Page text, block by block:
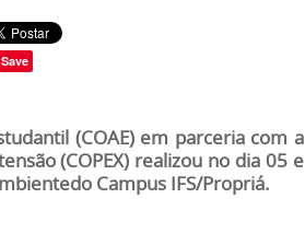
Save
(COAE) em parceria com a
(COPEX) realizou no dia 05 e
Campus IFS/Propriá.